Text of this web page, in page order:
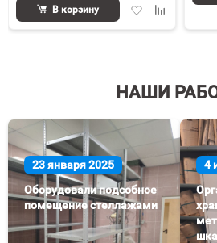
ДобавитьДобавить
В корзину
НАШИ
23 января 2025
Оборудовали подсобное
помещение стеллажами
4